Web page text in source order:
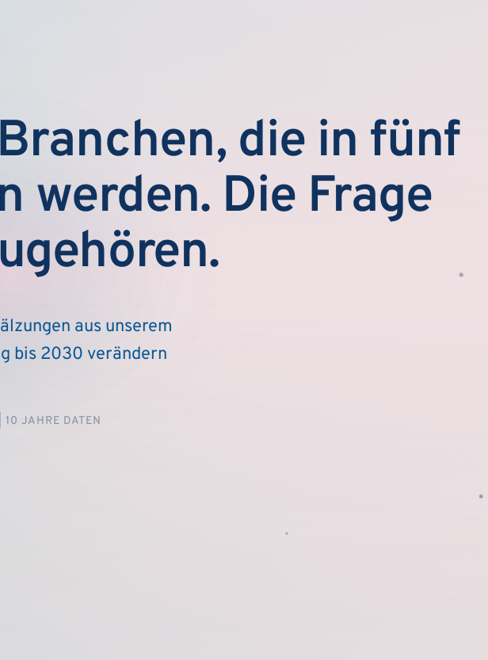
die in fünf
werden. Die Frage
aus unserem
bis 2030 verändern
JAHRE DATEN